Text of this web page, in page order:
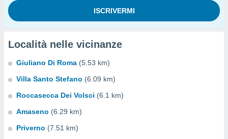
Località nelle vicinanze
Giuliano Di Roma (5.53 km)
Villa Santo Stefano (6.09 km)
Roccasecca Dei Volsci (6.1 km)
Amaseno (6.29 km)
Priverno (7.51 km)